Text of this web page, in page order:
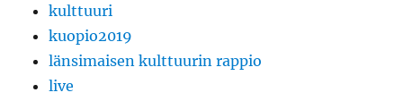
kulttuuri
kuopio2019
länsimaisen kulttuurin rappio
live